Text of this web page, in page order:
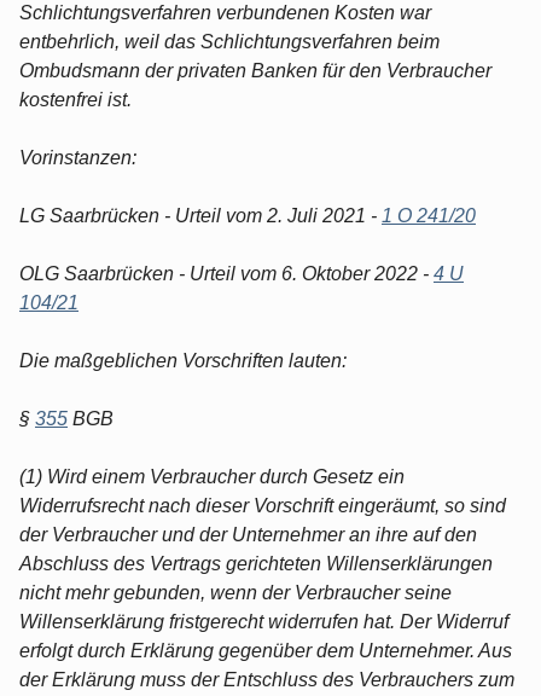
Schlichtungsverfahren verbundenen Kosten war
entbehrlich, weil das Schlichtungsverfahren beim
Ombudsmann der privaten Banken für den Verbraucher
kostenfrei ist.
Vorinstanzen:
LG Saarbrücken - Urteil vom 2. Juli 2021 - 1 O 241/20
OLG Saarbrücken - Urteil vom 6. Oktober 2022 - 4 U
104/21
Die maßgeblichen Vorschriften lauten:
§ 355 BGB
(1) Wird einem Verbraucher durch Gesetz ein
Widerrufsrecht nach dieser Vorschrift eingeräumt, so sind
der Verbraucher und der Unternehmer an ihre auf den
Abschluss des Vertrags gerichteten Willenserklärungen
nicht mehr gebunden, wenn der Verbraucher seine
Willenserklärung fristgerecht widerrufen hat. Der Widerruf
erfolgt durch Erklärung gegenüber dem Unternehmer. Aus
der Erklärung muss der Entschluss des Verbrauchers zum